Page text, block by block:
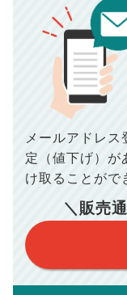
返済シ
毎月の支
年間の支
総支払額
このシミュレータ
このシミュレータ
このシミュレータ
このシミュレータ
ありません。
このシミュレータ
00万
■仲介手数料／ 00
■売買契約書印紙
■抵当権抹消費
※購入価格よりも
場合がございま
※シミュレーター
保証するものでは
※上記売却費用に
宅ローンの一括
で予めご了承く
おります。（物
メールアドレス
定（値下げ）が
け取ることがで
＼販売